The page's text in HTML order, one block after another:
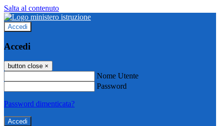
Salta al contenuto
Accedi
Accedi
button close ×
Nome Utente
Password
Password dimenticata?